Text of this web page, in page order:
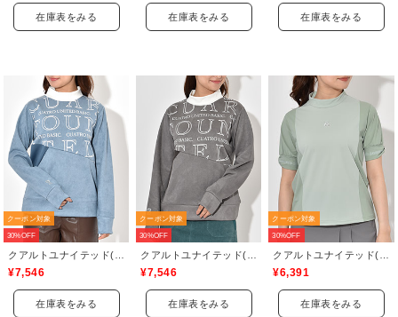
在庫表をみる 在庫表をみる 在庫表をみる
クーポン対象
30%OFF
¥7,546
在庫表をみる
クーポン対象
30%OFF
¥7,546
在庫表をみる
クーポン対象
30%OFF
¥6,391
在庫表をみる